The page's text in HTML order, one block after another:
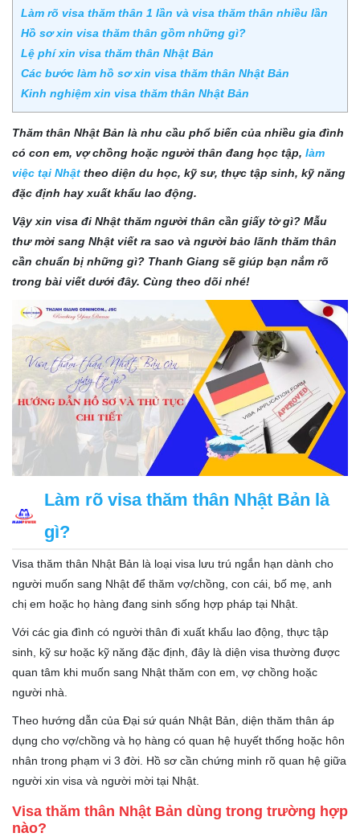
Làm rõ visa thăm thân 1 lần và visa thăm thân nhiều lần
Hồ sơ xin visa thăm thân gồm những gì?
Lệ phí xin visa thăm thân Nhật Bản
Các bước làm hồ sơ xin visa thăm thân Nhật Bản
Kinh nghiệm xin visa thăm thân Nhật Bản
Thăm thân Nhật Bản là nhu cầu phổ biến của nhiều gia đình
có con em, vợ chồng hoặc người thân đang học tập, làm
việc tại Nhật theo diện du học, kỹ sư, thực tập sinh, kỹ năng
đặc định hay xuất khẩu lao động.
Vậy xin visa đi Nhật thăm người thân cần giấy tờ gì? Mẫu
thư mời sang Nhật viết ra sao và người bảo lãnh thăm thân
cần chuẩn bị những gì? Thanh Giang sẽ giúp bạn nắm rõ
trong bài viết dưới đây. Cùng theo dõi nhé!
Làm rõ visa thăm thân Nhật Bản là
gì?
Visa thăm thân Nhật Bản là loại visa lưu trú ngắn hạn dành cho
người muốn sang Nhật để thăm vợ/chồng, con cái, bố mẹ, anh
chị em hoặc họ hàng đang sinh sống hợp pháp tại Nhật.
Với các gia đình có người thân đi xuất khẩu lao động, thực tập
sinh, kỹ sư hoặc kỹ năng đặc định, đây là diện visa thường được
quan tâm khi muốn sang Nhật thăm con em, vợ chồng hoặc
người nhà.
Theo hướng dẫn của Đại sứ quán Nhật Bản, diện thăm thân áp
dụng cho vợ/chồng và họ hàng có quan hệ huyết thống hoặc hôn
nhân trong phạm vi 3 đời. Hồ sơ cần chứng minh rõ quan hệ giữa
người xin visa và người mời tại Nhật.
Visa thăm thân Nhật Bản dùng trong trường hợp
nào?